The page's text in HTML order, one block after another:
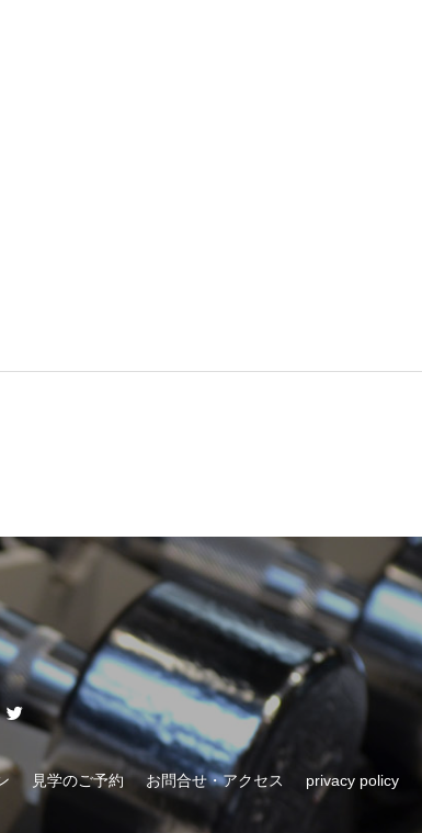
見学のご予約 お問合せ・アクセス privacy policy